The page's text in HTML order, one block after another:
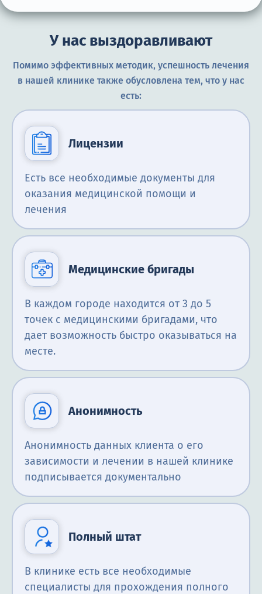
У нас выздоравливают
Помимо эффективных методик, успешность лечения
в нашей клинике также обусловлена тем, что у нас
есть:
Лицензии
Есть все необходимые документы для
оказания медицинской помощи и
лечения
Медицинские бригады
В каждом городе находится от 3 до 5
точек с медицинскими бригадами, что
дает возможность быстро оказываться на
месте.
Анонимность
Анонимность данных клиента о его
зависимости и лечении в нашей клинике
подписывается документально
Полный штат
В клинике есть все необходимые
специалисты для прохождения полного